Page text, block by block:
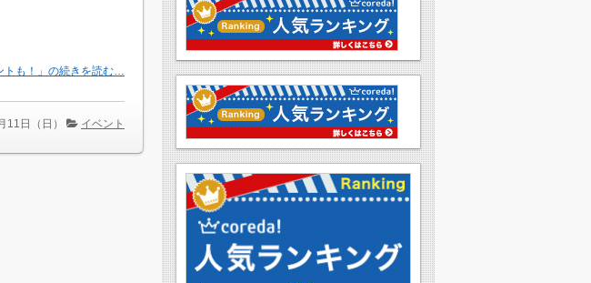
トも！」の続きを読む…
11日（日） イベント